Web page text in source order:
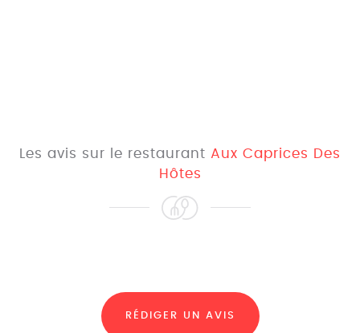
Les avis sur le restaurant Aux Caprices Des
Hôtes
RÉDIGER UN AVIS